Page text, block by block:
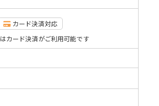
カード決済対応
カード決済がご利用可能です